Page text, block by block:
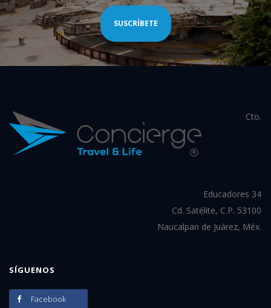
SUSCRÍBETE
Cto.
Educadores 34
Cd. Satélite, C.P. 53100
Naucalpan de Juárez, Méx.
SÍGUENOS
Facebook